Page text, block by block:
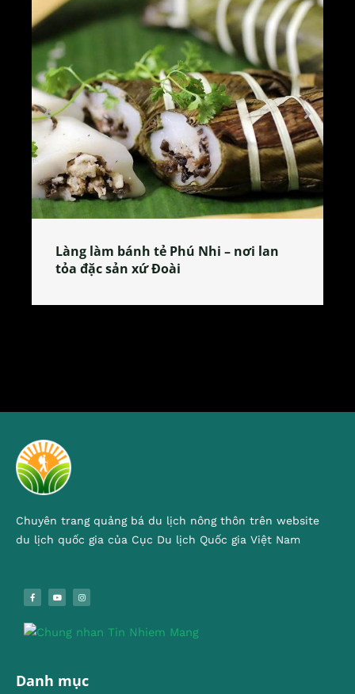
Làng làm bánh tẻ Phú Nhi – nơi lan
tỏa đặc sản xứ Đoài
Chuyên trang quảng bá du lịch nông thôn trên website
du lịch quốc gia của Cục Du lịch Quốc gia Việt Nam
Danh mục